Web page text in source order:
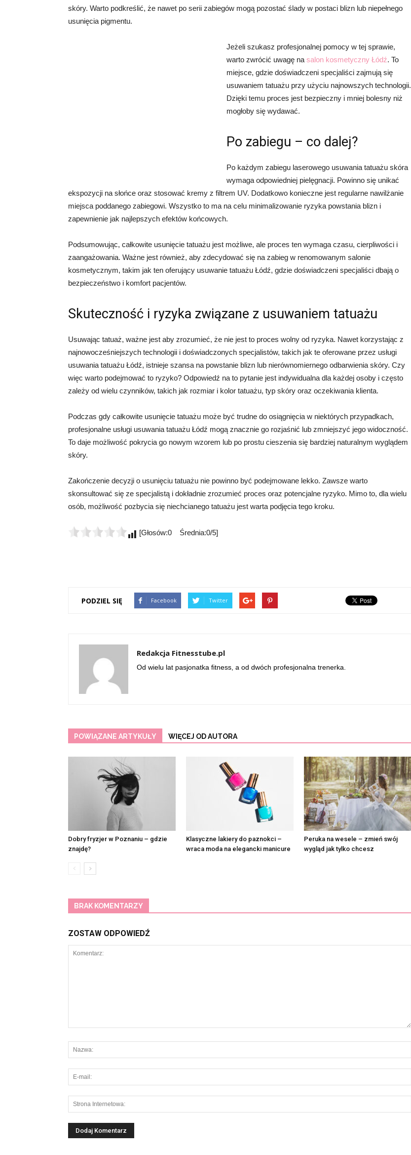
skóry. Warto podkreślić, że nawet po serii zabiegów mogą pozostać ślady w postaci blizn lub niepełnego
usunięcia pigmentu.
Jeżeli szukasz profesjonalnej pomocy w tej sprawie,
warto zwrócić uwagę na salon kosmetyczny Łódź. To
miejsce, gdzie doświadczeni specjaliści zajmują się
usuwaniem tatuażu przy użyciu najnowszych technologii.
Dzięki temu proces jest bezpieczny i mniej bolesny niż
mogłoby się wydawać.
Po zabiegu – co dalej?
Po każdym zabiegu laserowego usuwania tatuażu skóra
wymaga odpowiedniej pielęgnacji. Powinno się unikać
ekspozycji na słońce oraz stosować kremy z filtrem UV. Dodatkowo konieczne jest regularne nawilżanie
miejsca poddanego zabiegowi. Wszystko to ma na celu minimalizowanie ryzyka powstania blizn i
zapewnienie jak najlepszych efektów końcowych.
Podsumowując, całkowite usunięcie tatuażu jest możliwe, ale proces ten wymaga czasu, cierpliwości i
zaangażowania. Ważne jest również, aby zdecydować się na zabieg w renomowanym salonie
kosmetycznym, takim jak ten oferujący usuwanie tatuażu Łódź, gdzie doświadczeni specjaliści dbają o
bezpieczeństwo i komfort pacjentów.
Skuteczność i ryzyka związane z usuwaniem tatuażu
Usuwając tatuaż, ważne jest aby zrozumieć, że nie jest to proces wolny od ryzyka. Nawet korzystając z
najnowocześniejszych technologii i doświadczonych specjalistów, takich jak te oferowane przez usługi
usuwania tatuażu Łódź, istnieje szansa na powstanie blizn lub nierównomiernego odbarwienia skóry. Czy
więc warto podejmować to ryzyko? Odpowiedź na to pytanie jest indywidualna dla każdej osoby i często
zależy od wielu czynników, takich jak rozmiar i kolor tatuażu, typ skóry oraz oczekiwania klienta.
Podczas gdy całkowite usunięcie tatuażu może być trudne do osiągnięcia w niektórych przypadkach,
profesjonalne usługi usuwania tatuażu Łódź mogą znacznie go rozjaśnić lub zmniejszyć jego widoczność.
To daje możliwość pokrycia go nowym wzorem lub po prostu cieszenia się bardziej naturalnym wyglądem
skóry.
Zakończenie decyzji o usunięciu tatuażu nie powinno być podejmowane lekko. Zawsze warto
skonsultować się ze specjalistą i dokładnie zrozumieć proces oraz potencjalne ryzyko. Mimo to, dla wielu
osób, możliwość pozbycia się niechcianego tatuażu jest warta podjęcia tego kroku.
[Głosów:0 Średnia:0/5]
PODZIEL SIĘ Facebook Twitter
Redakcja Fitnesstube.pl
Od wielu lat pasjonatka fitness, a od dwóch profesjonalna trenerka.
POWIĄZANE ARTYKUŁY WIĘCEJ OD AUTORA
Dobry fryzjer w Poznaniu – gdzie
znajdę?
Klasyczne lakiery do paznokci –
wraca moda na elegancki manicure
Peruka na wesele – zmień swój
wygląd jak tylko chcesz
BRAK KOMENTARZY
ZOSTAW ODPOWIEDŹ